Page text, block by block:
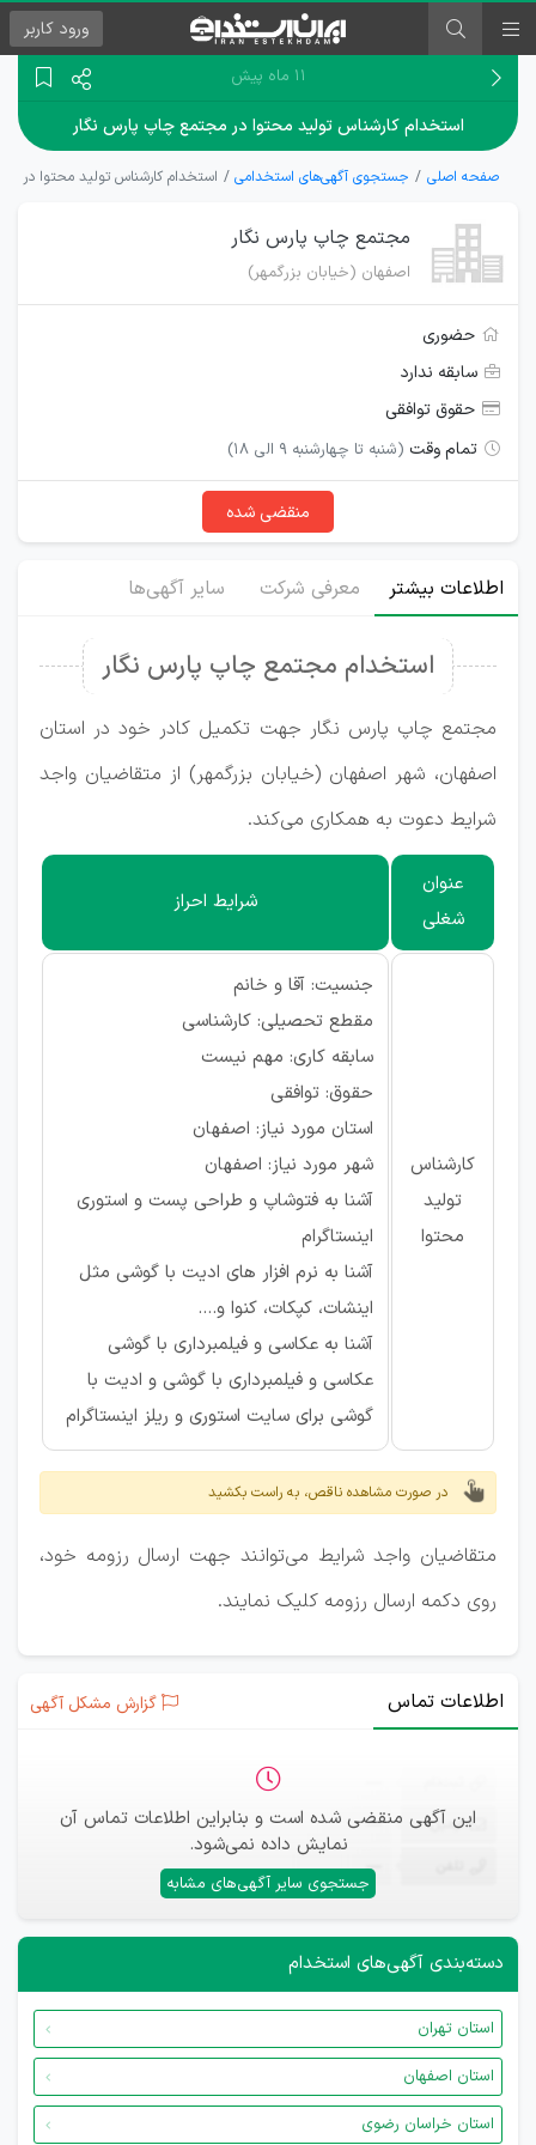
ورود کاربر
۱۱ ماه پیش
استخدام کارشناس تولید محتوا در مجتمع چاپ پارس نگار
صفحه اصلی جستجوی آگهی‌های استخدامی استخدام کارشناس تولید محتوا در
مجتمع چاپ پارس نگار
اصفهان (خیابان بزرگمهر)
حضوری
سابقه ندارد
حقوق توافقی
تمام وقت (شنبه تا چهارشنبه 9 الی 18)
منقضی شده
اطلاعات بیشتر معرفی شرکت سایر آگهی‌ها
استخدام مجتمع چاپ پارس نگار
مجتمع چاپ پارس نگار جهت تکمیل کادر خود در استان
اصفهان، شهر اصفهان (خیابان بزرگمهر) از متقاضیان واجد
شرایط دعوت به همکاری می‌کند.
عنوان
شغلی
شرایط احراز
کارشناس
تولید
محتوا
جنسیت: آقا و خانم
مقطع تحصیلی: کارشناسی
سابقه کاری: مهم نیست
حقوق: توافقی
استان مورد نیاز: اصفهان
شهر مورد نیاز: اصفهان
آشنا به فتوشاپ و طراحی پست و استوری
اینستاگرام
آشنا به نرم افزار های ادیت با گوشی مثل
اینشات، کپکات، کنوا و....
آشنا به عکاسی و فیلمبرداری با گوشی
عکاسی و فیلمبرداری با گوشی و ادیت با
گوشی برای سایت استوری و ریلز اینستاگرام
در صورت مشاهده ناقص، به راست بکشید
متقاضیان واجد شرایط می‌توانند جهت ارسال رزومه خود،
روی دکمه ارسال رزومه کلیک نمایند.
اطلاعات تماس گزارش مشکل آگهی
این آگهی منقضی شده است و بنابراین اطلاعات تماس آن
نمایش داده نمی‌شود.
جستجوی سایر آگهی‌های مشابه
ایمیل —
—
دسته‌بندی آگهی‌های استخدام
استان تهران
استان اصفهان
استان خراسان رضوی